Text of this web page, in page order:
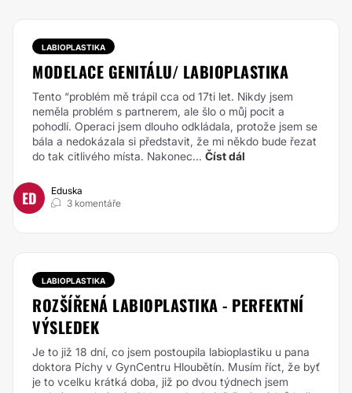
LABIOPLASTIKA
MODELACE GENITÁLU/ LABIOPLASTIKA
Tento “problém mě trápil cca od 17ti let. Nikdy jsem
neměla problém s partnerem, ale šlo o můj pocit a
pohodlí. Operaci jsem dlouho odkládala, protože jsem se
bála a nedokázala si představit, že mi někdo bude řezat
do tak citlivého místa. Nakonec... Číst dál
ED
Eduska
3 komentáře
LABIOPLASTIKA
ROZŠÍŘENÁ LABIOPLASTIKA - PERFEKTNÍ
VÝSLEDEK
Je to již 18 dní, co jsem postoupila labioplastiku u pana
doktora Píchy v GynCentru Hloubětín. Musím říct, že byť
je to vcelku krátká doba, již po dvou týdnech jsem